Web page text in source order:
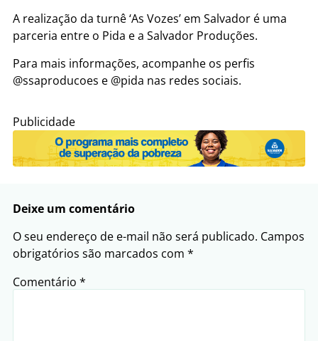
A realização da turnê ‘As Vozes’ em Salvador é uma
parceria entre o Pida e a Salvador Produções.
Para mais informações, acompanhe os perfis
@ssaproducoes e @pida nas redes sociais.
Publicidade
Deixe um comentário
O seu endereço de e-mail não será publicado. Campos
obrigatórios são marcados com *
Comentário *